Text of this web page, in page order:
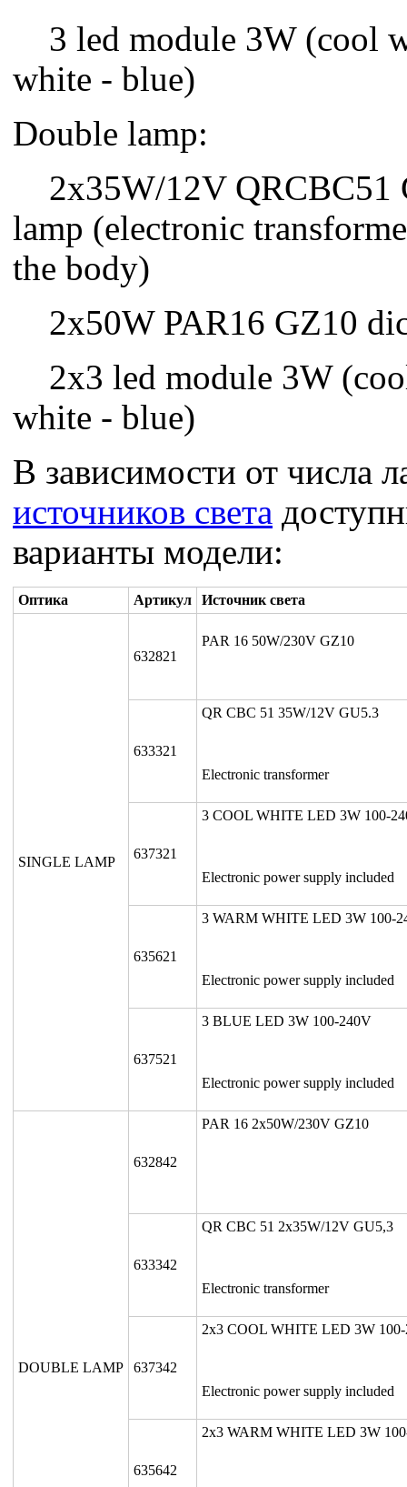
3 led module 3W (cool
white - blue)
Double lamp:
2x35W/12V QRCBC51
lamp (electronic
the body)
2x50W PAR16 GZ10
2x3 led module 3W
white - blue)
В зависимости от числа
источников света
варианты модели:
Оптика Артикул Источник света
SINGLE LAMP
632821
PAR 16 50W/230V GZ10
633321
QR CBC 51 35W/12V GU5.3
Electronic transformer
637321
3 COOL WHITE LED 3W 100-
Electronic power supply included
635621
3 WARM WHITE LED 3W 100-
Electronic power supply included
637521
3 BLUE LED 3W 100-240V
Electronic power supply included
DOUBLE LAMP
632842
PAR 16 2x50W/230V GZ10
633342
QR CBC 51 2x35W/12V GU5,3
Electronic transformer
637342
2x3 COOL WHITE LED 3W
Electronic power supply included
635642
2x3 WARM WHITE LED 3W